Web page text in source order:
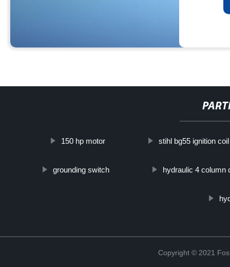
150 hp motor stihl bg55 ignition coil
grounding switch hydraulic 4 column
Copyright © 2021